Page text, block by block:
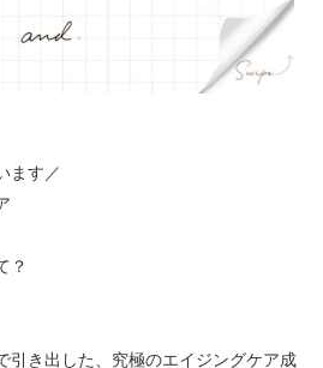
ます／
？
引き出した、究極のエイジングケア成